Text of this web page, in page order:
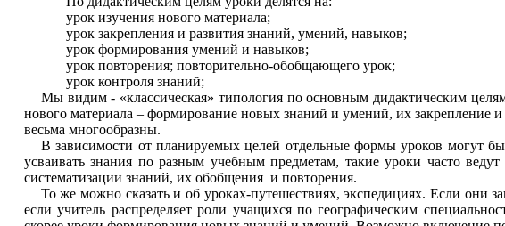
урок изучения нового материала;
урок закрепления и развития знаний, умений, навыков;
урок формирования умений и навыков;
урок повторения; повторительно-обобщающего урок;
урок контроля знаний;
Мы видим - «классическая» типология по основным дидактическим
нового материала – формирование новых знаний и умений, их закрепление
весьма многообразны.
В зависимости от планируемых целей отдельные формы уроков могут
усваивать знания по разным учебным предметам, такие уроки часто
систематизации знаний, их обобщения и повторения.
То же можно сказать и об уроках-путешествиях, экспедициях. Если они
если учитель распределяет роли учащихся по географическим